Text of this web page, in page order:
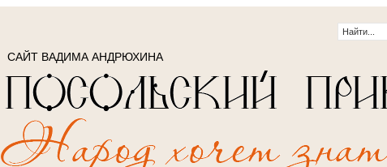
САЙТ ВАДИМА АНДРЮХИНА